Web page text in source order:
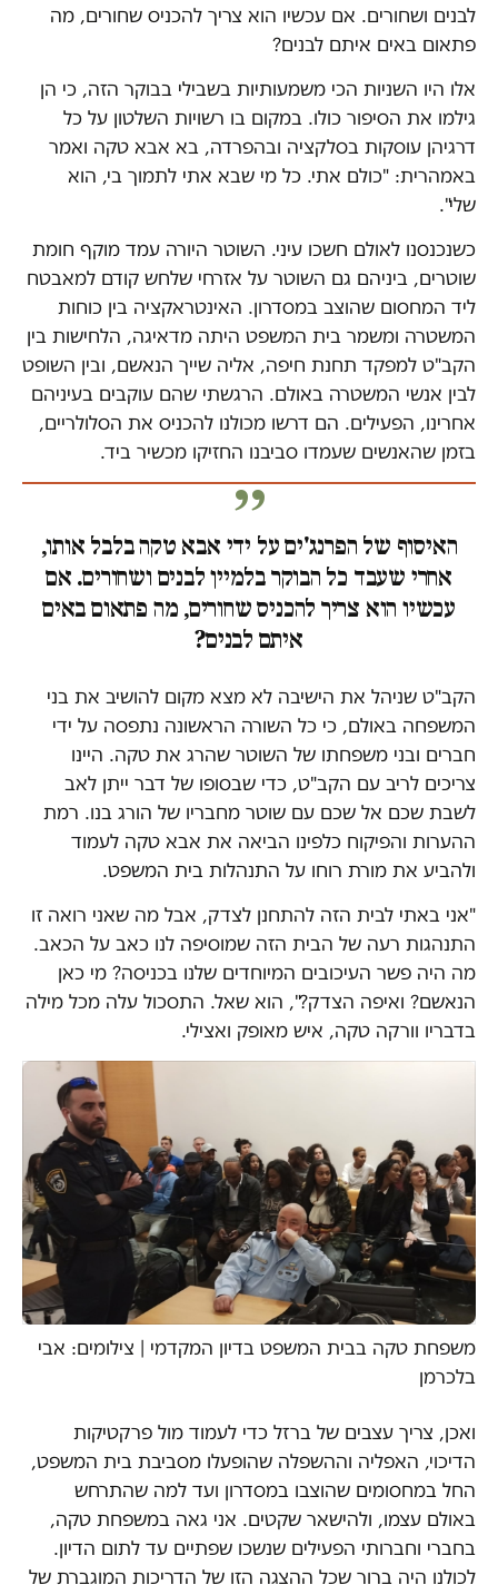
לבנים ושחורים. אם עכשיו הוא צריך להכניס שחורים, מה
פתאום באים איתם לבנים?
אלו היו השניות הכי משמעותיות בשבילי בבוקר הזה, כי הן
גילמו את הסיפור כולו. במקום בו רשויות השלטון על כל
דרגיהן עוסקות בסלקציה ובהפרדה, בא אבא טקה ואמר
באמהרית: "כולם אתי. כל מי שבא אתי לתמוך בי, הוא
שלי".
כשנכנסנו לאולם חשכו עיני. השוטר היורה עמד מוקף חומת
שוטרים, ביניהם גם השוטר על אזרחי שלחש קודם למאבטח
ליד המחסום שהוצב במסדרון. האינטראקציה בין כוחות
המשטרה ומשמר בית המשפט היתה מדאיגה, הלחישות בין
הקב"ט למפקד תחנת חיפה, אליה שייך הנאשם, ובין השופט
לבין אנשי המשטרה באולם. הרגשתי שהם עוקבים בעיניהם
אחרינו, הפעילים. הם דרשו מכולנו להכניס את הסלולריים,
בזמן שהאנשים שעמדו סביבנו החזיקו מכשיר ביד.
האיסוף של הפרנג'ים על ידי אבא טקה בלבל אותו,
אחרי שעבד כל הבוקר בלמיין לבנים ושחורים. אם
עכשיו הוא צריך להכניס שחורים, מה פתאום באים
איתם לבנים?
הקב"ט שניהל את הישיבה לא מצא מקום להושיב את בני
המשפחה באולם, כי כל השורה הראשונה נתפסה על ידי
חברים ובני משפחתו של השוטר שהרג את טקה. היינו
צריכים לריב עם הקב"ט, כדי שבסופו של דבר ייתן לאב
לשבת שכם אל שכם עם שוטר מחבריו של הורג בנו. רמת
ההערות והפיקוח כלפינו הביאה את אבא טקה לעמוד
ולהביע את מורת רוחו על התנהלות בית המשפט.
"אני באתי לבית הזה להתחנן לצדק, אבל מה שאני רואה זו
התנהגות רעה של הבית הזה שמוסיפה לנו כאב על הכאב.
מה היה פשר העיכובים המיוחדים שלנו בכניסה? מי כאן
הנאשם? ואיפה הצדק?", הוא שאל. התסכול עלה מכל מילה
בדבריו וורקה טקה, איש מאופק ואצילי.
משפחת טקה בבית המשפט בדיון המקדמי | צילומים: אבי
בלכרמן
ואכן, צריך עצבים של ברזל כדי לעמוד מול פרקטיקות
הדיכוי, האפליה וההשפלה שהופעלו מסביבת בית המשפט,
החל במחסומים שהוצבו במסדרון ועד למה שהתרחש
באולם עצמו, ולהישאר שקטים. אני גאה במשפחת טקה,
בחברי וחברותי הפעילים שנשכו שפתיים עד לתום הדיון.
לכולנו היה ברור שכל ההצגה הזו של הדריכות המוגברת של